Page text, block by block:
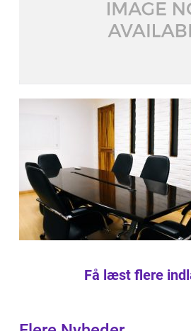
Få læst flere